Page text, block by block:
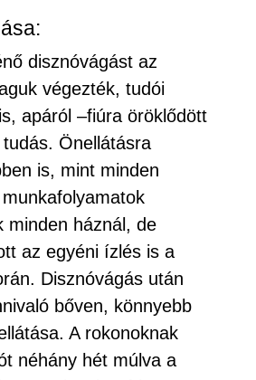
disznóvágást az
végezték, tudói
apáról –fiúra öröklődött
Önellátásra
is, mint minden
minden háznál, de
az egyéni ízlés is a
Disznóvágás után
bőven, könnyebb
A rokonoknak
néhány hét múlva a